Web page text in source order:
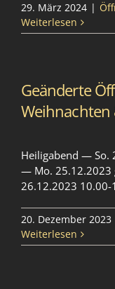
29. März 2024 |
Weiterlesen
Geänderte
Weihnachten
Heiligabend — So.
— Mo. 25.12.2023
26.12.2023
20. Dezember 2023
Weiterlesen